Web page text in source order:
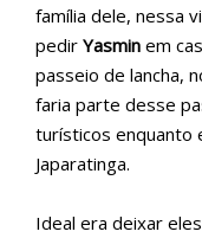
família dele, nessa
pedir Yasmin em
passeio de lancha,
faria parte desse
turísticos enquanto
Japaratinga.
Ideal era deixar